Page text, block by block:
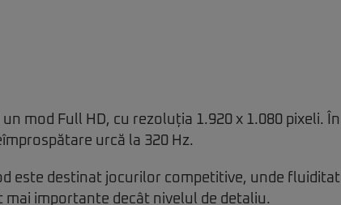
mod Full HD, cu rezoluția 1.920 x 1.080 pixeli.
urcă la 320 Hz.
este destinat jocurilor competitive, unde
mai importante decât nivelul de detaliu.